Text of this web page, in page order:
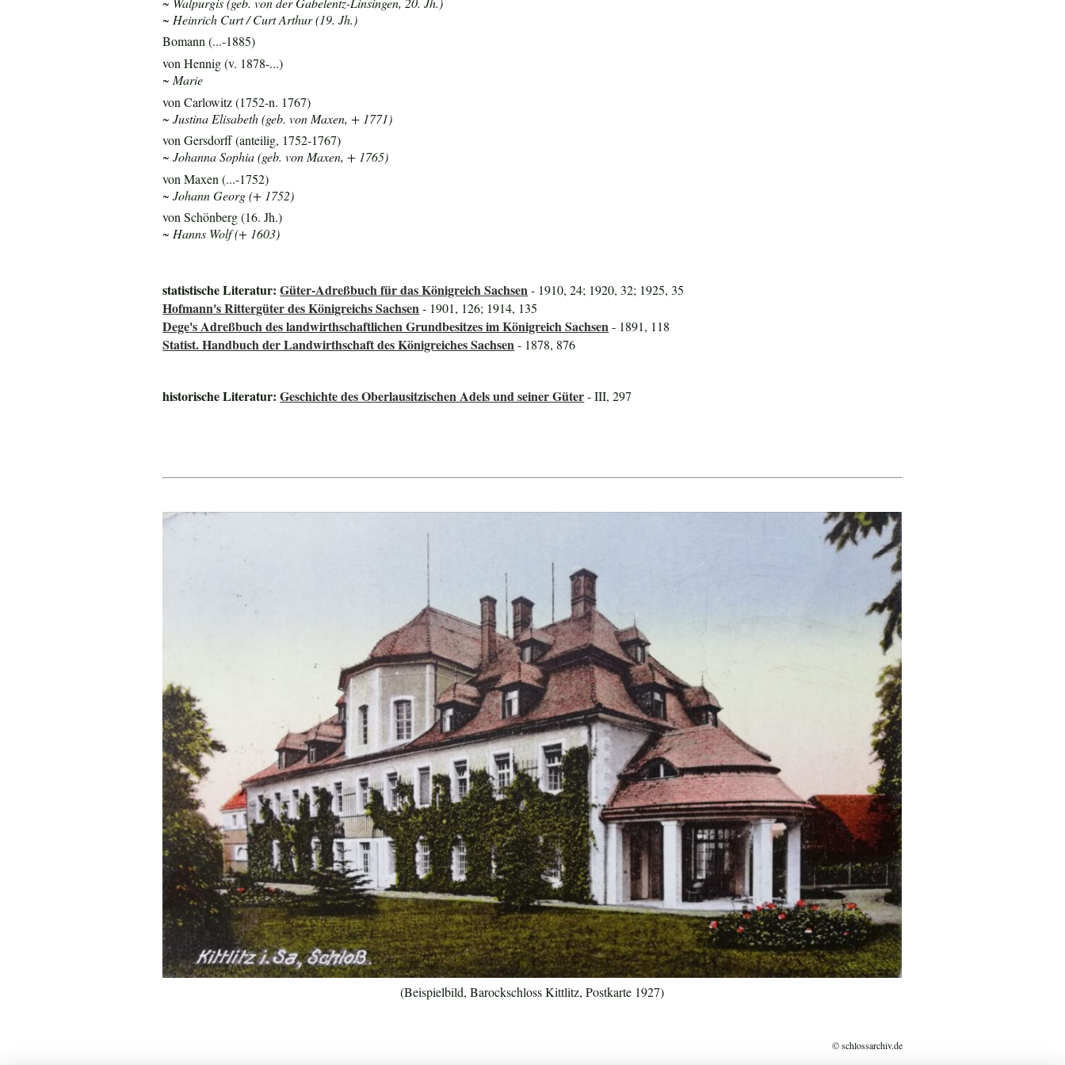
~ Heinrich Curt / Curt Arthur (19. Jh.)
Bomann (...-1885)
von Hennig (v. 1878-...)
~ Marie
von Carlowitz (1752-n. 1767)
~ Justina Elisabeth (geb. von Maxen, + 1771)
von Gersdorff (anteilig, 1752-1767)
~ Johanna Sophia (geb. von Maxen, + 1765)
von Maxen (...-1752)
~ Johann Georg (+ 1752)
von Schönberg (16. Jh.)
~ Hanns Wolf (+ 1603)
statistische Literatur:Güter-Adreßbuch für das Königreich Sachsen- 1910, 24; 1920, 32; 1925, 35
Hofmann's Rittergüter des Königreichs Sachsen- 1901, 126; 1914, 135
Dege's Adreßbuch des landwirthschaftlichen Grundbesitzes im Königreich Sachsen- 1891, 118
Statist. Handbuch der Landwirthschaft des Königreiches Sachsen- 1878, 876
historische Literatur:Geschichte des Oberlausitzischen Adels und seiner Güter- III, 297
(Beispielbild, Barockschloss Kittlitz, Postkarte 1927)
© schlossarchiv.de